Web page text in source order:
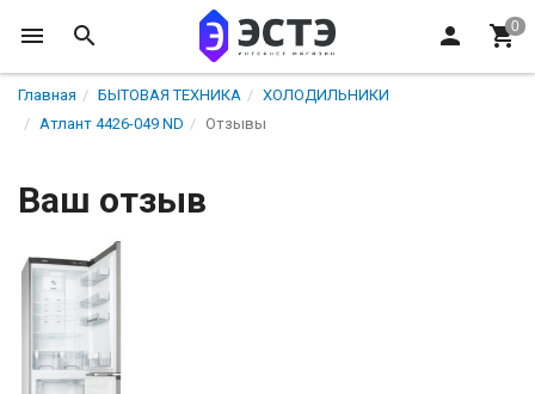
Главная БЫТОВАЯ ТЕХНИКА
ХОЛОДИЛЬНИКИ
Атлант 4426-049 ND
Отзывы
Ваш отзыв